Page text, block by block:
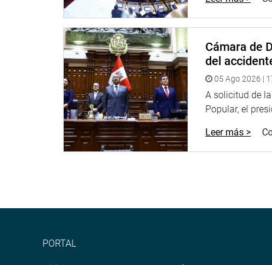
que a funcionarios de ese sector y a sus allegados
La presidenta del Congreso anunció también
Investigadora Lava Jato en la cual cada
puesto que espera que entregue su informe en el
otras tareas que son primordiales para el país,
contra la corrupción y la reactivación económica.
PRENSA CONGRESO
Cámara de
del
05 Ago 2026 |
A solicitud de
Popular, el
Leer más >
PORTAL